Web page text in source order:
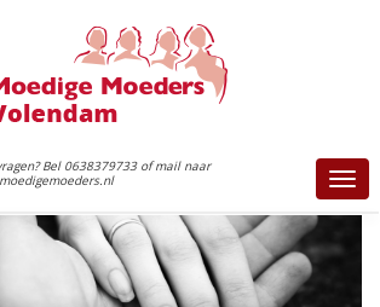
Bel 0638379733 of mail naar